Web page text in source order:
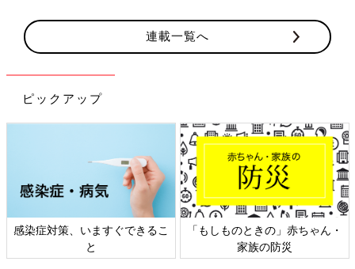
連載一覧へ
ピックアップ
感染症対策、いますぐできるこ
と
「もしものときの」赤ちゃん・
家族の防災